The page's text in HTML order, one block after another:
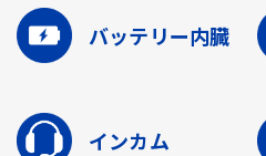
バッテリー内臓
インカム